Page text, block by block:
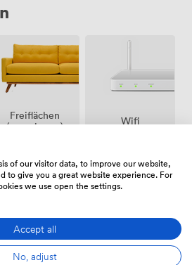
Freiflächen
(gemeinsam)
Wifi
of our visitor data, to improve our website,
to give you a great website experience. For
we use open the settings.
Accept all
No, adjust